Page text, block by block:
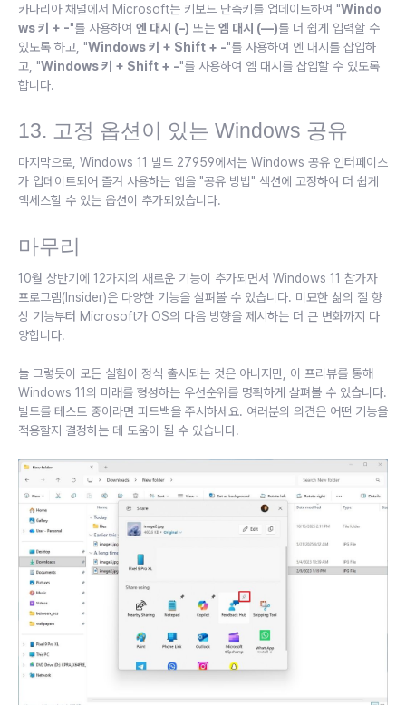
카나리아 채널에서 Microsoft는 키보드 단축키를 업데이트하여 "Windo
ws 키 + -"를 사용하여 엔 대시 (–) 또는 엠 대시 (—)를 더 쉽게 입력할 수
있도록 하고, "Windows 키 + Shift + -"를 사용하여 엔 대시를 삽입하
고, "Windows 키 + Shift + -"를 사용하여 엠 대시를 삽입할 수 있도록
합니다.
13. 고정 옵션이 있는 Windows 공유
마지막으로, Windows 11 빌드 27959에서는 Windows 공유 인터페이스
가 업데이트되어 즐겨 사용하는 앱을 "공유 방법" 섹션에 고정하여 더 쉽게
액세스할 수 있는 옵션이 추가되었습니다.
마무리
10월 상반기에 12가지의 새로운 기능이 추가되면서 Windows 11 참가자
프로그램(Insider)은 다양한 기능을 살펴볼 수 있습니다. 미묘한 삶의 질 향
상 기능부터 Microsoft가 OS의 다음 방향을 제시하는 더 큰 변화까지 다
양합니다.
늘 그렇듯이 모든 실험이 정식 출시되는 것은 아니지만, 이 프리뷰를 통해
Windows 11의 미래를 형성하는 우선순위를 명확하게 살펴볼 수 있습니다.
빌드를 테스트 중이라면 피드백을 주시하세요. 여러분의 의견은 어떤 기능을
적용할지 결정하는 데 도움이 될 수 있습니다.